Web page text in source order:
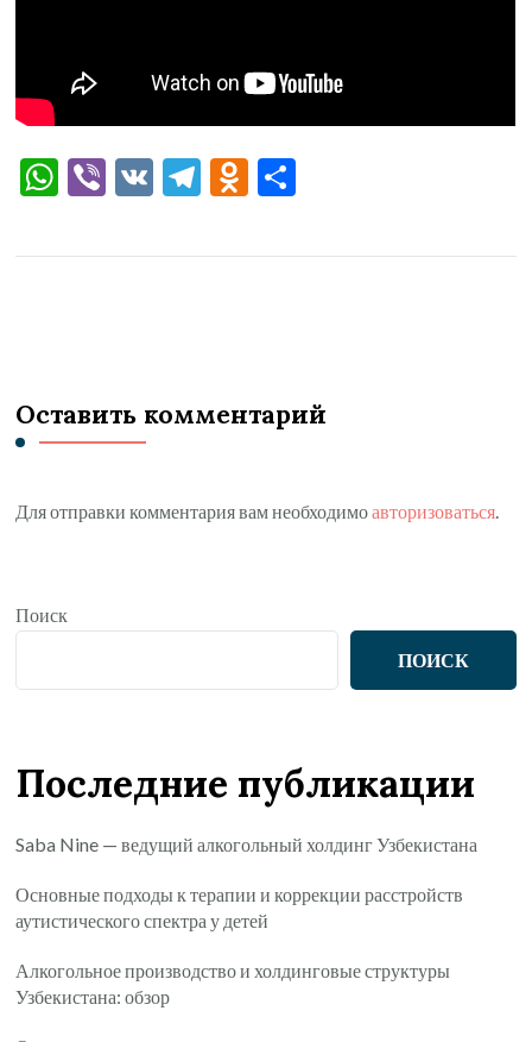
WhatsApp
Viber
VK Telegram
Odnoklassniki
Оставить комментарий
Для отправки комментария вам необходимоавторизоваться.
Поиск
ПОИСК
Последние публикации
Saba Nine — ведущий алкогольный холдинг Узбекистана
Основные подходы к терапии и коррекции расстройств
аутистического спектра у детей
Алкогольное производство и холдинговые структуры
Узбекистана: обзор